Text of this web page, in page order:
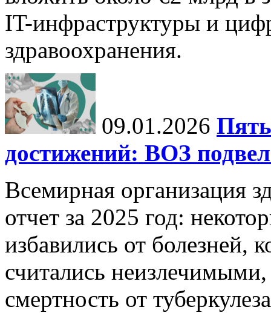
IT-инфраструктуры и
здравоохранения.
09.01.2026
достижений: ВОЗ
Всемирная организация
отчет за 2025 год:
избавились от болезней,
считались неизлечимыми,
смертность от